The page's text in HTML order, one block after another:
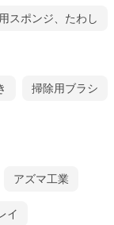
スポンジ、たわし
掃除用ブラシ
アズマ工業
イ